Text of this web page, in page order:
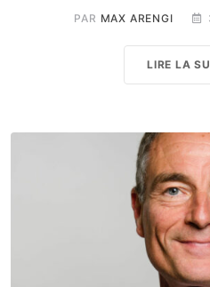
PAR MAX ARENGI
LIRE LA